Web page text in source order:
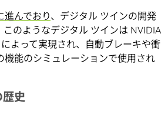
進んでおり、デジタル ツインの開発
このようなデジタル ツインは NVIDIA
よって実現され、自動ブレーキや衝
機能のシミュレーションで使用され
歴史